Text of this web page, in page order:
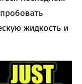
жидкость и